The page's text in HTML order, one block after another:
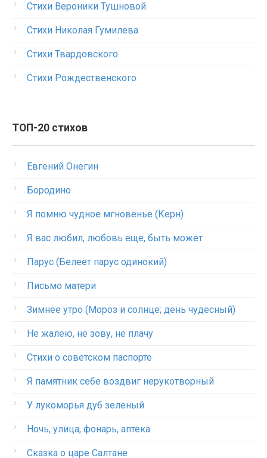
Стихи Вероники Тушновой
Стихи Николая Гумилева
Стихи Твардовского
Стихи Рождественского
ТОП-20 стихов
Евгений Онегин
Бородино
Я помню чудное мгновенье (Керн)
Я вас любил, любовь еще, быть может
Парус (Белеет парус одинокий)
Письмо матери
Зимнее утро (Мороз и солнце; день чудесный)
Не жалею, не зову, не плачу
Стихи о советском паспорте
Я памятник себе воздвиг нерукотворный
У лукоморья дуб зеленый
Ночь, улица, фонарь, аптека
Сказка о царе Салтане